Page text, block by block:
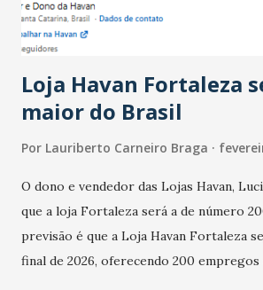
do observado no mês anterior. Outros
novembro. Em relação a outubro, o
Loja Havan Fortaleza
maior do Brasil
Por Lauriberto Carneiro Braga
O dono e vendedor das Lojas Havan,
que a loja Fortaleza será a de número
previsão é que a Loja Havan Fortaleza
final de 2026, oferecendo 200